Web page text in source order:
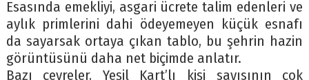
Esasında emekliyi, asgari ücrete talim edenleri ve
aylık primlerini dahi ödeyemeyen küçük esnafı
da sayarsak ortaya çıkan tablo, bu şehrin hazin
görüntüsünü daha net biçimde anlatır.
Bazı çevreler, Yeşil Kart’lı kişi sayısının çok